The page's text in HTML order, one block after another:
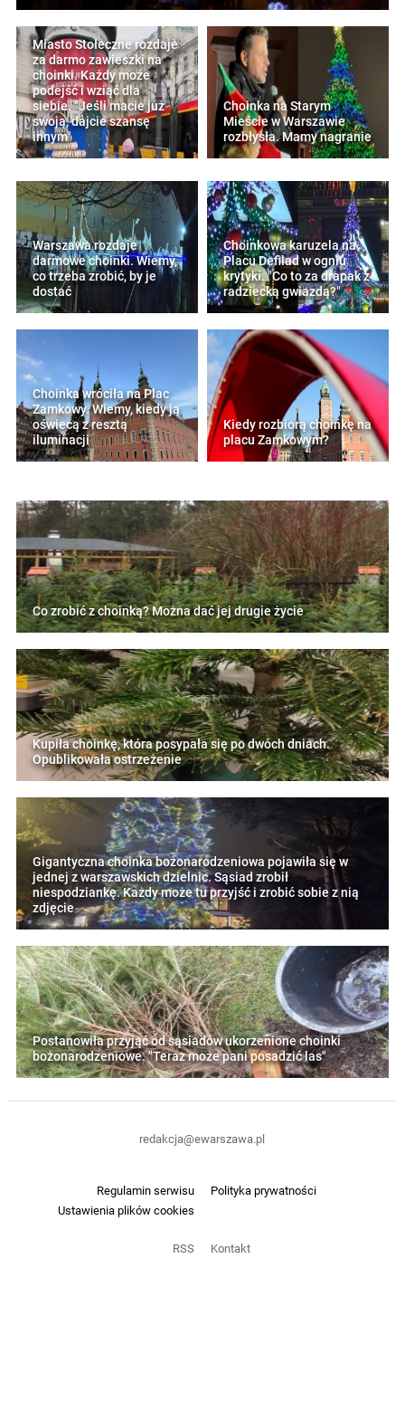
Miasto Stołeczne rozdaje
za darmo zawieszki na
choinki. Każdy może
podejść i wziąć dla
siebie. "Jeśli macie już
swoją, dajcie szansę
innym"
Choinka na Starym
Mieście w Warszawie
rozbłysła. Mamy nagranie
Warszawa rozdaje
darmowe choinki. Wiemy,
co trzeba zrobić, by je
dostać
Choinkowa karuzela na
Placu Defilad w ogniu
krytyki. "Co to za drapak z
radziecką gwiazdą?"
Choinka wróciła na Plac
Zamkowy. Wiemy, kiedy ją
oświecą z resztą
iluminacji
Kiedy rozbiorą choinkę na
placu Zamkowym?
Co zrobić z choinką? Można dać jej drugie życie
Kupiła choinkę, która posypała się po dwóch dniach.
Opublikowała ostrzeżenie
Gigantyczna choinka bożonarodzeniowa pojawiła się w
jednej z warszawskich dzielnic. Sąsiad zrobił
niespodziankę. Każdy może tu przyjść i zrobić sobie z nią
zdjęcie
Postanowiła przyjąć od sąsiadów ukorzenione choinki
bożonarodzeniowe. "Teraz może pani posadzić las"
Regulamin serwisu
Polityka prywatności
Ustawienia plików cookies
RSS Kontakt
redakcja@ewarszawa.pl